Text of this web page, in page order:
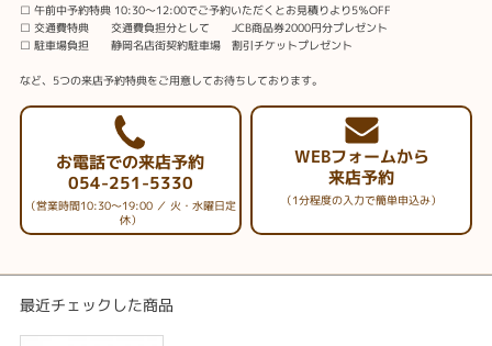
□ 午前中予約特典 10:30～12:00でご予約いただくとお見積りより5％OFF
□ 交通費特典 交通費負担分として JCB商品券2000円分プレゼント
□ 駐車場負担 静岡名店街契約駐車場 割引チケットプレゼント
など、5つの来店予約特典をご用意してお待ちしております。
お電話での来店予約
054-251-5330
（営業時間10:30～19:00 ／ 火・水曜日定
休）
WEBフォームから
来店予約
（1分程度の入力で簡単申込み）
最近チェックした商品